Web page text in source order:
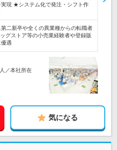
現 ★システム化で発注・シフト作
二新卒や全くの異業種からの転職者
グストア等の小売業経験者や登録販
遇
／本社所在
気になる